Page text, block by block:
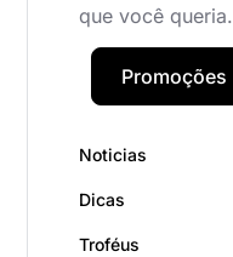
que você queria.
Promoções
Noticias
Dicas
Troféus